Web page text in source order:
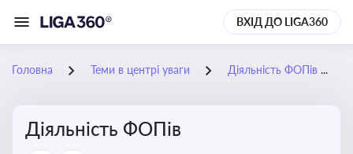
ВХІД ДО LIGA360
Головна Теми в центрі уваги Діяльність ФОПів
Діяльність ФОПів